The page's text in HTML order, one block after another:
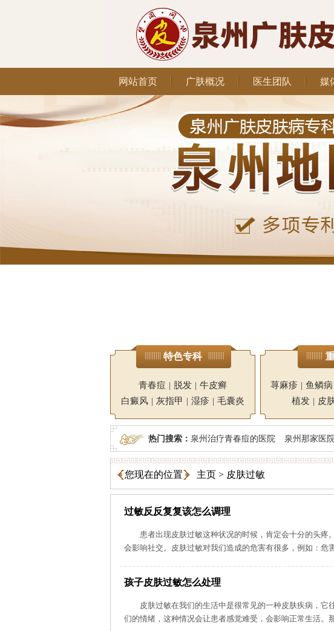
网站首页 广肤概况 医生团队 媒
特色专科
青春痘 | 脱发 | 牛皮癣
白癜风 | 灰指甲 | 湿疹 | 毛囊炎
荨麻疹 | 鱼鳞病
植发 | 皮
热门搜索： 泉州治疗青春痘的医院 泉州那家医
您现在的位置 主页 > 皮肤过敏
过敏反反复复该怎么调理
患者出现皮肤过敏这种状况的时候，肯定会十分的头
会影响社交。皮肤过敏对我们造成的危害有很多，例如：危
孩子皮肤过敏怎么处理
皮肤过敏在我们的生活中是很常见的一种皮肤疾病，
们的情绪，这种情况会让患者感觉难受，会影响正常生活。